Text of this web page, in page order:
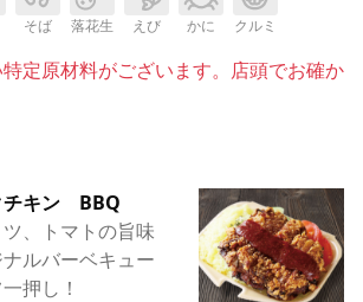
そば 落花生 えび かに クルミ
定原材料がございます。店頭でお確か
チキン BBQ
、トマトの旨味
ルバーベキュー
押し！